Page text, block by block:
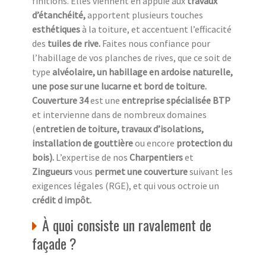
d’étanchéité,apportent plusieurs touches
esthétiquesà la toiture, et accentuent l’efficacité
des tuiles de rive. Faites nous confiance pour
l’habillage de vos planches de rives, que ce soit de
type alvéolaire, un habillage en ardoise naturelle,
une pose sur une lucarne et bord de toiture.
Couverture 34est une entreprise spécialisée BTP
et intervienne dans de nombreux domaines
(entretien de toiture, travaux d’isolations,
installation de gouttièreou encore protection du
bois). L’expertise de nos Charpentierset
Zingueursvous permet une couverturesuivant les
exigences légales (RGE), et qui vous octroie un
crédit d impôt.
À quoi consiste un ravalement de
façade ?